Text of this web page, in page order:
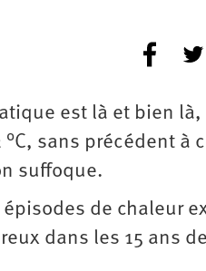
est là et bien
sans précédent à
suffoque.
de chaleur
dans les 15 ans